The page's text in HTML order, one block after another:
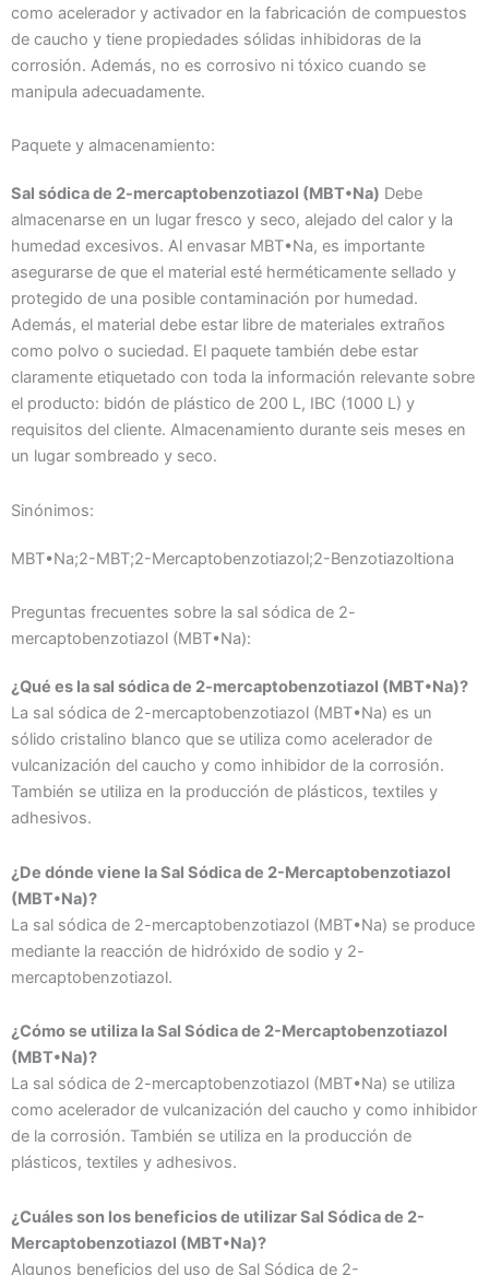
como acelerador y activador en la fabricación de compuestos
de caucho y tiene propiedades sólidas inhibidoras de la
corrosión. Además, no es corrosivo ni tóxico cuando se
manipula adecuadamente.
Paquete y almacenamiento:
Sal sódica de 2-mercaptobenzotiazol (MBT•Na) Debe
almacenarse en un lugar fresco y seco, alejado del calor y la
humedad excesivos. Al envasar MBT•Na, es importante
asegurarse de que el material esté herméticamente sellado y
protegido de una posible contaminación por humedad.
Además, el material debe estar libre de materiales extraños
como polvo o suciedad. El paquete también debe estar
claramente etiquetado con toda la información relevante sobre
el producto: bidón de plástico de 200 L, IBC (1000 L) y
requisitos del cliente. Almacenamiento durante seis meses en
un lugar sombreado y seco.
Sinónimos:
MBT•Na;2-MBT;2-Mercaptobenzotiazol;2-Benzotiazoltiona
Preguntas frecuentes sobre la sal sódica de 2-
mercaptobenzotiazol (MBT•Na):
¿Qué es la sal sódica de 2-mercaptobenzotiazol (MBT•Na)?
La sal sódica de 2-mercaptobenzotiazol (MBT•Na) es un
sólido cristalino blanco que se utiliza como acelerador de
vulcanización del caucho y como inhibidor de la corrosión.
También se utiliza en la producción de plásticos, textiles y
adhesivos.
¿De dónde viene la Sal Sódica de 2-Mercaptobenzotiazol
(MBT•Na)?
La sal sódica de 2-mercaptobenzotiazol (MBT•Na) se produce
mediante la reacción de hidróxido de sodio y 2-
mercaptobenzotiazol.
¿Cómo se utiliza la Sal Sódica de 2-Mercaptobenzotiazol
(MBT•Na)?
La sal sódica de 2-mercaptobenzotiazol (MBT•Na) se utiliza
como acelerador de vulcanización del caucho y como inhibidor
de la corrosión. También se utiliza en la producción de
plásticos, textiles y adhesivos.
¿Cuáles son los beneficios de utilizar Sal Sódica de 2-
Mercaptobenzotiazol (MBT•Na)?
Algunos beneficios del uso de Sal Sódica de 2-